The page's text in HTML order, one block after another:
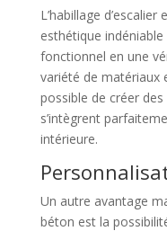
L’habillage
esthétique
fonctionnel en une
variété de matériaux
possible de créer
s’intègrent
intérieure.
Un autre avantage
béton est la